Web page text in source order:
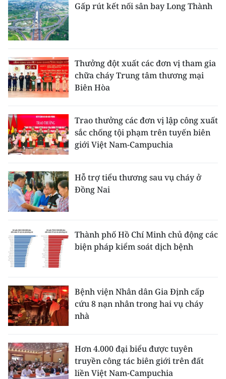
Gấp rút kết nối sân bay Long Thành
Thưởng đột xuất các đơn vị tham gia
chữa cháy Trung tâm thương mại
Biên Hòa
Trao thưởng các đơn vị lập công xuất
sắc chống tội phạm trên tuyến biên
giới Việt Nam-Campuchia
Hỗ trợ tiểu thương sau vụ cháy ở
Đồng Nai
Thành phố Hồ Chí Minh chủ động các
biện pháp kiểm soát dịch bệnh
Bệnh viện Nhân dân Gia Định cấp
cứu 8 nạn nhân trong hai vụ cháy
nhà
Hơn 4.000 đại biểu được tuyên
truyền công tác biên giới trên đất
liền Việt Nam-Campuchia